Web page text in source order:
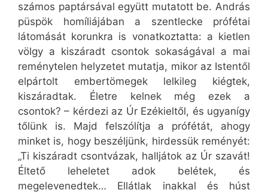
számos paptársával együtt mutatott be. András
püspök homíliájában a szentlecke prófétai
látomását korunkra is vonatkoztatta: a kietlen
völgy a kiszáradt csontok sokaságával a mai
reménytelen helyzetet mutatja, mikor az Istentől
elpártolt embertömegek lelkileg kiégtek,
kiszáradtak. Életre kelnek még ezek a
csontok? – kérdezi az Úr Ezékieltől, és ugyanígy
tőlünk is. Majd felszólítja a prófétát, ahogy
minket is, hogy beszéljünk, hirdessük reményét:
„Ti kiszáradt csontvázak, halljátok az Úr szavát!
Éltető leheletet adok belétek, és
megelevenedtek… Ellátlak inakkal és húst